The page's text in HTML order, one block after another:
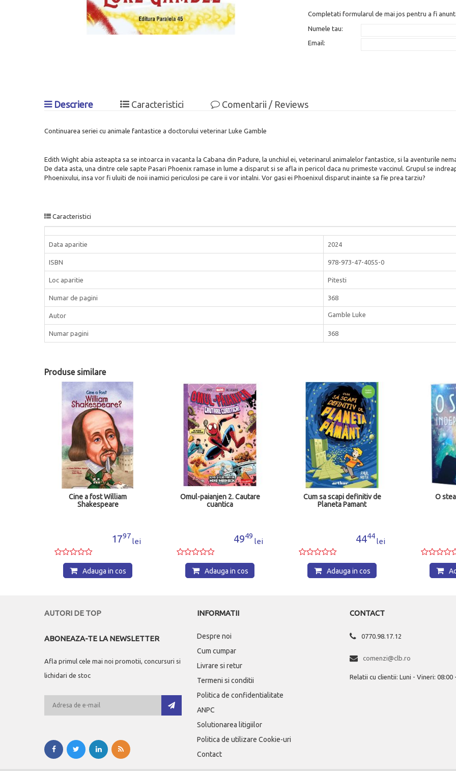
Completati formularul de mai jos pentru a fi
Numele tau:
Email:
Descriere Caracteristici Comentarii / Reviews
Continuarea seriei cu animale fantastice a doctorului veterinar Luke Gamble
Edith Wight abia asteapta sa se intoarca in vacanta la Cabana din Padure, la unchiul ei, veterinarul animalelor fantastice, si la aventurile
De data asta, una dintre cele sapte Pasari Phoenix ramase in lume a disparut si se afla in pericol daca nu primeste vaccinul. Grupul se
Phoenixului, insa vor fi uluiti de noii inamici periculosi pe care ii vor intalni. Vor gasi ei Phoenixul disparut inainte sa fie prea tarziu?
Caracteristici
Data aparitie 2024
ISBN 978-973-47-4055-0
Loc aparitie Pitesti
Numar de pagini 368
Autor Gamble Luke
Numar pagini 368
Produse similare
Cine a fost William
Shakespeare
1797
lei
Adauga in cos
Omul-paianjen 2. Cautare
cuantica
4949
lei
Adauga in cos
Cum sa scapi definitiv de
Planeta Pamant
4444
lei
Adauga in cos
O
AUTORI DE TOP
ABONEAZA-TE LA NEWSLETTER
Afla primul cele mai noi promotii, concursuri si
lichidari de stoc
INFORMATII
Despre noi
Cum cumpar
Livrare si retur
Termeni si conditii
Politica de confidentialitate
ANPC
Solutionarea litigiilor
Politica de utilizare Cookie-uri
Contact
CONTACT
0770.98.17.12
comenzi@clb.ro
Relatii cu clientii: Luni - Vineri: 08:00